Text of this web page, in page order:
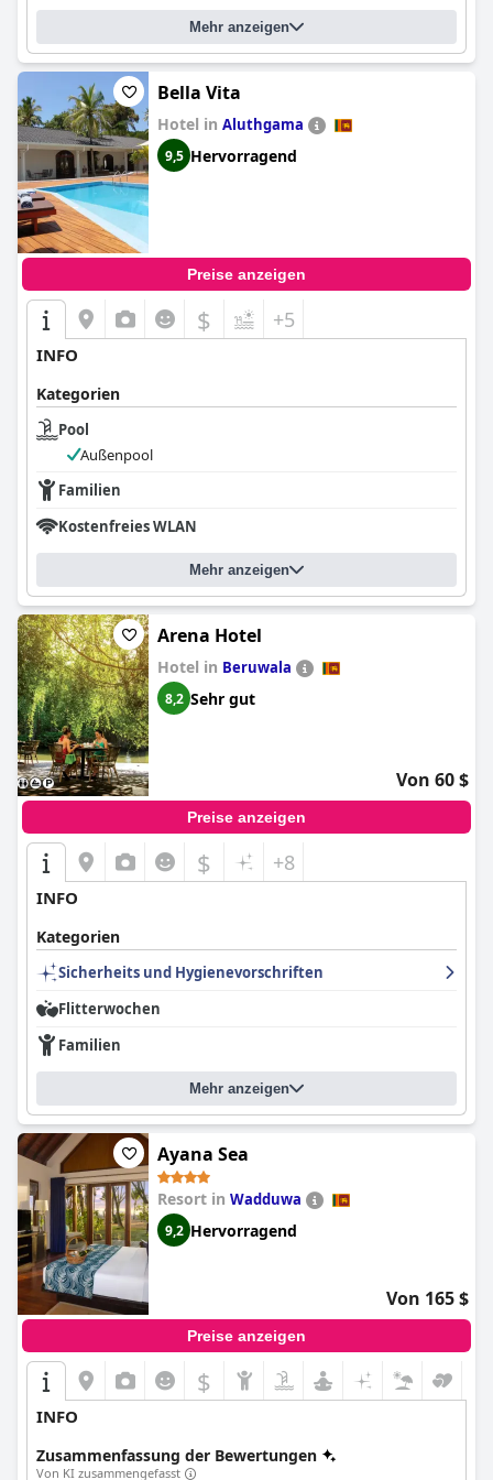
Mehr anzeigen
Bella Vita
Hotel in Aluthgama
9,5 Hervorragend
Preise anzeigen
$ +5
INFO
Kategorien
Pool
Außenpool
Familien
Kostenfreies WLAN
Mehr anzeigen
Arena Hotel
Hotel in Beruwala
8,2 Sehr gut
Von 60 $
Preise anzeigen
$ +8
INFO
Kategorien
Sicherheits und Hygienevorschriften
Flitterwochen
Familien
Mehr anzeigen
Ayana Sea
Resort in Wadduwa
9,2 Hervorragend
Von 165 $
Preise anzeigen
$
INFO
Zusammenfassung der Bewertungen
Von KI zusammengefasst